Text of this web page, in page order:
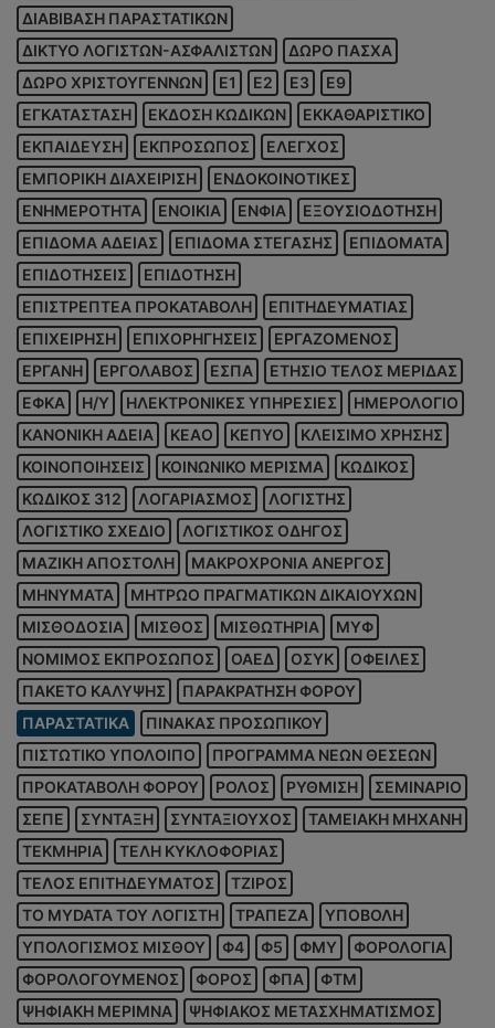
ΔΙΑΒΙΒΑΣΗ ΠΑΡΑΣΤΑΤΙΚΩΝ
ΔΙΚΤΥΟ ΛΟΓΙΣΤΩΝ-ΑΣΦΑΛΙΣΤΩΝ
ΔΩΡΟ ΠΑΣΧΑ
ΔΩΡΟ ΧΡΙΣΤΟΥΓΕΝΝΩΝ
Ε1 Ε2 Ε3
Ε9
ΕΓΚΑΤΑΣΤΑΣΗ
ΕΚΔΟΣΗ ΚΩΔΙΚΩΝ
ΕΚΚΑΘΑΡΙΣΤΙΚΟ
ΕΚΠΑΙΔΕΥΣΗ
ΕΚΠΡΟΣΩΠΟΣ
ΕΛΕΓΧΟΣ
ΕΜΠΟΡΙΚΗ ΔΙΑΧΕΙΡΙΣΗ
ΕΝΔΟΚΟΙΝΟΤΙΚΕΣ
ΕΝΗΜΕΡΟΤΗΤΑ
ΕΝΟΙΚΙΑ ΕΝΦΙΑ
ΕΞΟΥΣΙΟΔΟΤΗΣΗ
ΕΠΙΔΟΜΑ ΑΔΕΙΑΣ
ΕΠΙΔΟΜΑ ΣΤΕΓΑΣΗΣ
ΕΠΙΔΟΜΑΤΑ
ΕΠΙΔΟΤΗΣΕΙΣ
ΕΠΙΔΟΤΗΣΗ
ΕΠΙΣΤΡΕΠΤΕΑ ΠΡΟΚΑΤΑΒΟΛΗ
ΕΠΙΤΗΔΕΥΜΑΤΙΑΣ
ΕΠΙΧΕΙΡΗΣΗ
ΕΠΙΧΟΡΗΓΗΣΕΙΣ
ΕΡΓΑΖΟΜΕΝΟΣ
ΕΡΓΑΝΗ
ΕΡΓΟΛΑΒΟΣ ΕΣΠΑ
ΕΤΗΣΙΟ ΤΕΛΟΣ ΜΕΡΙΔΑΣ
ΕΦΚΑ
Η/Υ ΗΛΕΚΤΡΟΝΙΚΕΣ ΥΠΗΡΕΣΙΕΣ
ΗΜΕΡΟΛΟΓΙΟ
ΚΑΝΟΝΙΚΗ ΑΔΕΙΑ
ΚΕΑΟ ΚΕΠΥΟ
ΚΛΕΙΣΙΜΟ ΧΡΗΣΗΣ
ΚΟΙΝΟΠΟΙΗΣΕΙΣ
ΚΟΙΝΩΝΙΚΟ ΜΕΡΙΣΜΑ
ΚΩΔΙΚΟΣ
ΚΩΔΙΚΟΣ 312
ΛΟΓΑΡΙΑΣΜΟΣ
ΛΟΓΙΣΤΗΣ
ΛΟΓΙΣΤΙΚΟ ΣΧΕΔΙΟ
ΛΟΓΙΣΤΙΚΟΣ ΟΔΗΓΟΣ
ΜΑΖΙΚΗ ΑΠΟΣΤΟΛΗ
ΜΑΚΡΟΧΡΟΝΙΑ ΑΝΕΡΓΟΣ
ΜΗΝΥΜΑΤΑ
ΜΗΤΡΩΟ ΠΡΑΓΜΑΤΙΚΩΝ ΔΙΚΑΙΟΥΧΩΝ
ΜΙΣΘΟΔΟΣΙΑ
ΜΙΣΘΟΣ ΜΙΣΘΩΤΗΡΙΑ
ΜΥΦ
ΝΟΜΙΜΟΣ ΕΚΠΡΟΣΩΠΟΣ
ΟΑΕΔ ΟΣΥΚ
ΟΦΕΙΛΕΣ
ΠΑΚΕΤΟ ΚΑΛΥΨΗΣ
ΠΑΡΑΚΡΑΤΗΣΗ ΦΟΡΟΥ
ΠΑΡΑΣΤΑΤΙΚΑ
ΠΙΝΑΚΑΣ ΠΡΟΣΩΠΙΚΟΥ
ΠΙΣΤΩΤΙΚΟ ΥΠΟΛΟΙΠΟ
ΠΡΟΓΡΑΜΜΑ ΝΕΩΝ ΘΕΣΕΩΝ
ΠΡΟΚΑΤΑΒΟΛΗ ΦΟΡΟΥ
ΡΟΛΟΣ ΡΥΘΜΙΣΗ
ΣΕΜΙΝΑΡΙΟ
ΣΕΠΕ
ΣΥΝΤΑΞΗ ΣΥΝΤΑΞΙΟΥΧΟΣ
ΤΑΜΕΙΑΚΗ ΜΗΧΑΝΗ
ΤΕΚΜΗΡΙΑ
ΤΕΛΗ ΚΥΚΛΟΦΟΡΙΑΣ
ΤΕΛΟΣ ΕΠΙΤΗΔΕΥΜΑΤΟΣ
ΤΖΙΡΟΣ
ΤΟ MYDATA ΤΟΥ ΛΟΓΙΣΤΗ
ΤΡΑΠΕΖΑ
ΥΠΟΒΟΛΗ
ΥΠΟΛΟΓΙΣΜΟΣ ΜΙΣΘΟΥ
Φ4 Φ5 ΦΜΥ
ΦΟΡΟΛΟΓΙΑ
ΦΟΡΟΛΟΓΟΥΜΕΝΟΣ
ΦΟΡΟΣ ΦΠΑ
ΦΤΜ
ΨΗΦΙΑΚΗ ΜΕΡΙΜΝΑ
ΨΗΦΙΑΚΟΣ ΜΕΤΑΣΧΗΜΑΤΙΣΜΟΣ